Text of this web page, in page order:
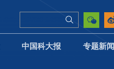
中国科大报 专题新闻